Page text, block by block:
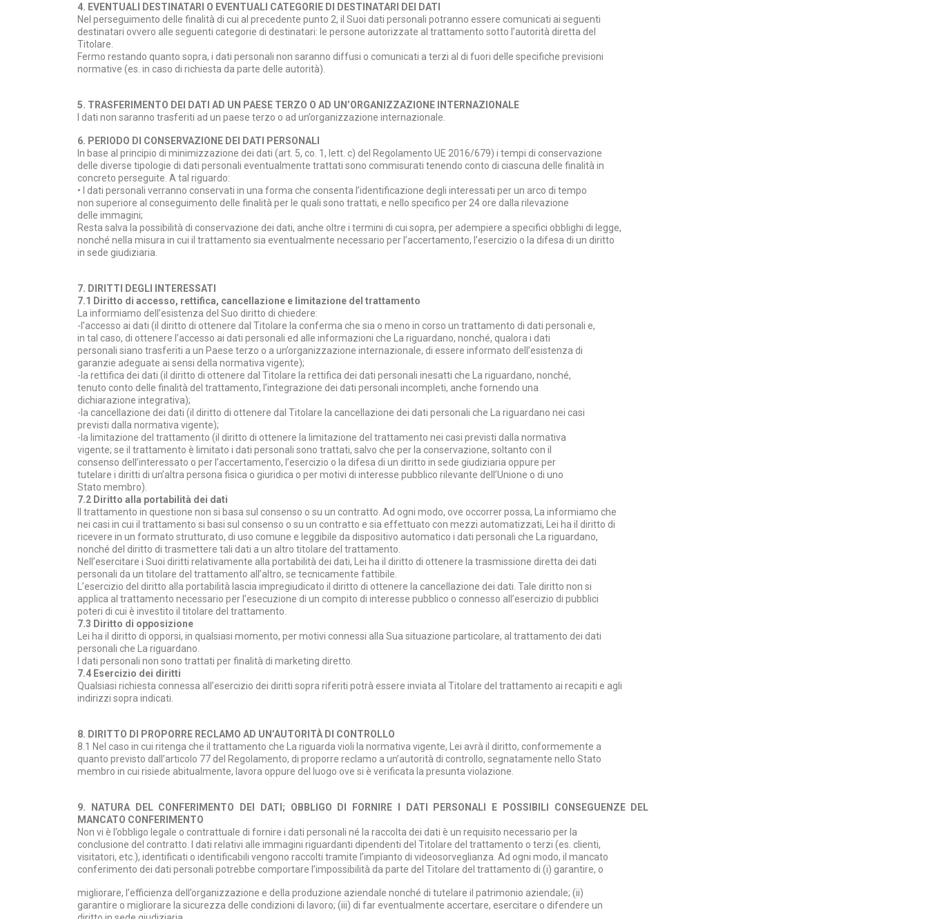
4. EVENTUALI DESTINATARI O EVENTUALI CATEGORIE DI DESTINATARI DEI DATI
Nel perseguimento delle finalità di cui al precedente punto 2, il Suoi dati personali potranno essere comunicati ai seguenti
destinatari ovvero alle seguenti categorie di destinatari: le persone autorizzate al trattamento sotto l’autorità diretta del
Titolare.
Fermo restando quanto sopra, i dati personali non saranno diffusi o comunicati a terzi al di fuori delle specifiche previsioni
normative (es. in caso di richiesta da parte delle autorità).
5. TRASFERIMENTO DEI DATI AD UN PAESE TERZO O AD UN’ORGANIZZAZIONE INTERNAZIONALE
I dati non saranno trasferiti ad un paese terzo o ad un’organizzazione internazionale.
6. PERIODO DI CONSERVAZIONE DEI DATI PERSONALI
In base al principio di minimizzazione dei dati (art. 5, co. 1, lett. c) del Regolamento UE 2016/679) i tempi di conservazione
delle diverse tipologie di dati personali eventualmente trattati sono commisurati tenendo conto di ciascuna delle finalità in
concreto perseguite. A tal riguardo:
• I dati personali verranno conservati in una forma che consenta l’identificazione degli interessati per un arco di tempo
non superiore al conseguimento delle finalità per le quali sono trattati, e nello specifico per 24 ore dalla rilevazione
delle immagini;
Resta salva la possibilità di conservazione dei dati, anche oltre i termini di cui sopra, per adempiere a specifici obblighi di legge,
nonché nella misura in cui il trattamento sia eventualmente necessario per l’accertamento, l’esercizio o la difesa di un diritto
in sede giudiziaria.
7. DIRITTI DEGLI INTERESSATI
7.1 Diritto di accesso, rettifica, cancellazione e limitazione del trattamento
La informiamo dell’esistenza del Suo diritto di chiedere:
-l’accesso ai dati (il diritto di ottenere dal Titolare la conferma che sia o meno in corso un trattamento di dati personali e,
in tal caso, di ottenere l’accesso ai dati personali ed alle informazioni che La riguardano, nonché, qualora i dati
personali siano trasferiti a un Paese terzo o a un’organizzazione internazionale, di essere informato dell’esistenza di
garanzie adeguate ai sensi della normativa vigente);
-la rettifica dei dati (il diritto di ottenere dal Titolare la rettifica dei dati personali inesatti che La riguardano, nonché,
tenuto conto delle finalità del trattamento, l’integrazione dei dati personali incompleti, anche fornendo una
dichiarazione integrativa);
-la cancellazione dei dati (il diritto di ottenere dal Titolare la cancellazione dei dati personali che La riguardano nei casi
previsti dalla normativa vigente);
-la limitazione del trattamento (il diritto di ottenere la limitazione del trattamento nei casi previsti dalla normativa
vigente; se il trattamento è limitato i dati personali sono trattati, salvo che per la conservazione, soltanto con il
consenso dell’interessato o per l’accertamento, l’esercizio o la difesa di un diritto in sede giudiziaria oppure per
tutelare i diritti di un’altra persona fisica o giuridica o per motivi di interesse pubblico rilevante dell’Unione o di uno
Stato membro).
7.2 Diritto alla portabilità dei dati
Il trattamento in questione non si basa sul consenso o su un contratto. Ad ogni modo, ove occorrer possa, La informiamo che
nei casi in cui il trattamento si basi sul consenso o su un contratto e sia effettuato con mezzi automatizzati, Lei ha il diritto di
ricevere in un formato strutturato, di uso comune e leggibile da dispositivo automatico i dati personali che La riguardano,
nonché del diritto di trasmettere tali dati a un altro titolare del trattamento.
Nell’esercitare i Suoi diritti relativamente alla portabilità dei dati, Lei ha il diritto di ottenere la trasmissione diretta dei dati
personali da un titolare del trattamento all’altro, se tecnicamente fattibile.
L’esercizio del diritto alla portabilità lascia impregiudicato il diritto di ottenere la cancellazione dei dati. Tale diritto non si
applica al trattamento necessario per l’esecuzione di un compito di interesse pubblico o connesso all’esercizio di pubblici
poteri di cui è investito il titolare del trattamento.
7.3 Diritto di opposizione
Lei ha il diritto di opporsi, in qualsiasi momento, per motivi connessi alla Sua situazione particolare, al trattamento dei dati
personali che La riguardano.
I dati personali non sono trattati per finalità di marketing diretto.
7.4 Esercizio dei diritti
Qualsiasi richiesta connessa all’esercizio dei diritti sopra riferiti potrà essere inviata al Titolare del trattamento ai recapiti e agli
indirizzi sopra indicati.
8. DIRITTO DI PROPORRE RECLAMO AD UN’AUTORITÀ DI CONTROLLO
8.1 Nel caso in cui ritenga che il trattamento che La riguarda violi la normativa vigente, Lei avrà il diritto, conformemente a
quanto previsto dall’articolo 77 del Regolamento, di proporre reclamo a un’autorità di controllo, segnatamente nello Stato
membro in cui risiede abitualmente, lavora oppure del luogo ove si è verificata la presunta violazione.
9. NATURA DEL CONFERIMENTO DEI DATI; OBBLIGO DI FORNIRE I DATI PERSONALI E POSSIBILI CONSEGUENZE DEL
MANCATO CONFERIMENTO
Non vi è l’obbligo legale o contrattuale di fornire i dati personali né la raccolta dei dati è un requisito necessario per la
conclusione del contratto. I dati relativi alle immagini riguardanti dipendenti del Titolare del trattamento o terzi (es. clienti,
visitatori, etc.), identificati o identificabili vengono raccolti tramite l’impianto di videosorveglianza. Ad ogni modo, il mancato
conferimento dei dati personali potrebbe comportare l’impossibilità da parte del Titolare del trattamento di (i) garantire, o
migliorare, l’efficienza dell’organizzazione e della produzione aziendale nonché di tutelare il patrimonio aziendale; (ii)
garantire o migliorare la sicurezza delle condizioni di lavoro; (iii) di far eventualmente accertare, esercitare o difendere un